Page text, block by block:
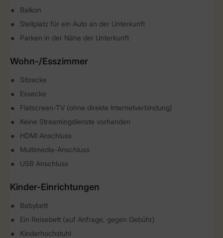
Balkon
Stellplatz für ein Auto an der Unterkunft
Parken in der Nähe der Unterkunft
Wohn-/Esszimmer
Sitzecke
Essecke
Flatscreen-TV (ohne direkte Internetverbindung)
Keine Streamingdienste vorhanden
HDMI Anschluss
Multimedia-Anschluss
USB Anschluss
Kinder-Einrichtungen
Babybett
Ein Reisebett (auf Anfrage, gegen Gebühr)
Kinderhochstuhl